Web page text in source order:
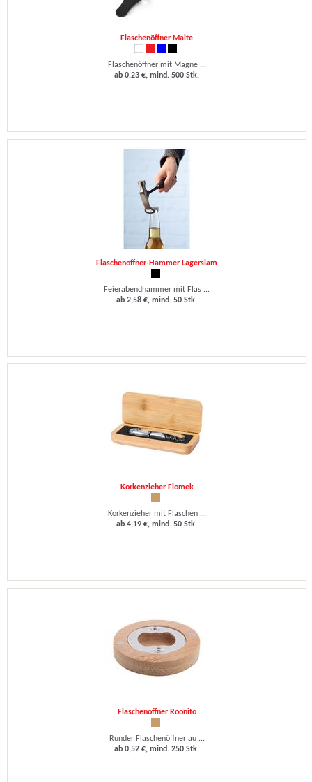
Flaschenöffner Malte
Flaschenöffner mit Magne ...
ab 0,23 €, mind. 500 Stk.
Flaschenöffner-Hammer Lagerslam
Feierabendhammer mit Flas ...
ab 2,58 €, mind. 50 Stk.
Korkenzieher Flomek
Korkenzieher mit Flaschen ...
ab 4,19 €, mind. 50 Stk.
Flaschenöffner Roonito
Runder Flaschenöffner au ...
ab 0,52 €, mind. 250 Stk.